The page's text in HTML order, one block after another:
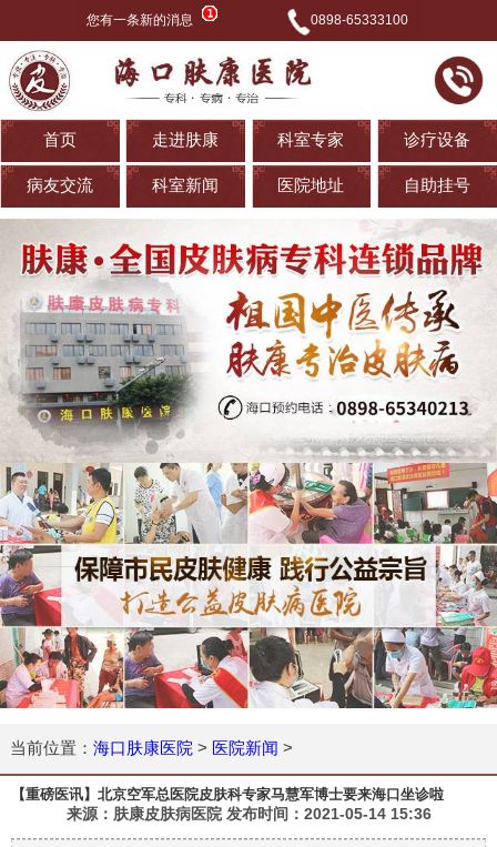
您有一条新的消息 0898-65333100
首页 走进肤康 科室专家 诊疗设备
病友交流 科室新闻 医院地址 自助挂号
当前位置： 海口肤康医院 > 医院新闻 >
【重磅医讯】北京空军总医院皮肤科专家马慧军博士要来海口坐诊啦
来源：肤康皮肤病医院 发布时间： 2021-05-14 15:36